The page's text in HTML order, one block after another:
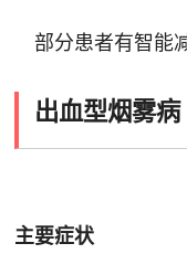
部分患者有智能
出血型烟雾病
主要症状